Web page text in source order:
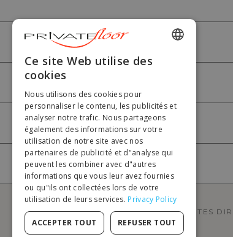
PRIVATEFLOOR
MON COMPTE
PAIEMENT
PRIVATEFLOOR EST LE 1ER SITE DE VENTES
ENGLISH
GERMAN
ITALIAN
PORTUGUESE
POLISH
Ce site Web utilise des
cookies
Nous utilisons des cookies pour
personnaliser le contenu, les publicités et
analyser notre trafic. Nous partageons
également des informations sur votre
utilisation de notre site avec nos
partenaires de publicité et d"analyse qui
peuvent les combiner avec d"autres
informations que vous leur avez fournies
ou qu"ils ont collectées lors de votre
utilisation de leurs services. Privacy Policy
ACCEPTER TOUT REFUSER TOUT